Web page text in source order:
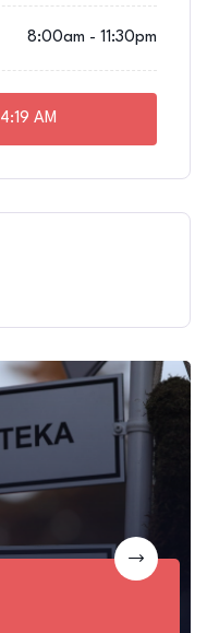
8:00am - 11:30pm
4:19 AM